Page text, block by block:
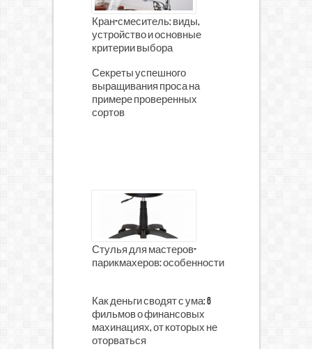
Кран-смеситель: виды,
устройство и основные
критерии выбора
Секреты успешного
выращивания проса на
примере проверенных
сортов
Стулья для мастеров-
парикмахеров: особенности
Как деньги сводят с ума: 6
фильмов о финансовых
махинациях, от которых не
оторваться